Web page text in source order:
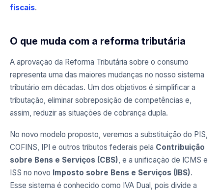
fiscais.
O que muda com a reforma tributária
A aprovação da Reforma Tributária sobre o consumo
representa uma das maiores mudanças no nosso sistema
tributário em décadas. Um dos objetivos é simplificar a
tributação, eliminar sobreposição de competências e,
assim, reduzir as situações de cobrança dupla.
No novo modelo proposto, veremos a substituição do PIS,
COFINS, IPI e outros tributos federais pela Contribuição
sobre Bens e Serviços (CBS) , e a unificação de ICMS e
ISS no novo Imposto sobre Bens e Serviços (IBS).
Esse sistema é conhecido como IVA Dual, pois divide a